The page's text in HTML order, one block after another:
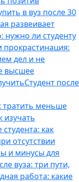
в вуз после 30
развеивает
нужно ли cтуденту
прокрастинация:
дел и не
высшее
Студент после
тратить меньше
изучать
как
отсутствии
и минусы для
вуза: три пути,
работа: какие